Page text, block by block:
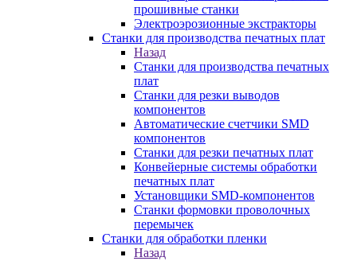
прошивные станки
Электроэрозионные экстракторы
Станки для производства печатных плат
Назад
Станки для производства печатных
плат
Станки для резки выводов
компонентов
Автоматические счетчики SMD
компонентов
Станки для резки печатных плат
Конвейерные системы обработки
печатных плат
Установщики SMD-компонентов
Станки формовки проволочных
перемычек
Станки для обработки пленки
Назад